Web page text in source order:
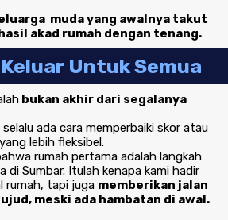
muda yang awalnya takut
akad rumah dengan tenang.
Untuk Semua
bukan akhir dari segalanya
ada cara memperbaiki skor atau
lebih fleksibel.
rumah pertama adalah langkah
di Sumbar. Itulah kenapa kami hadir
rumah, tapi juga memberikan jalan
meski ada hambatan di awal.